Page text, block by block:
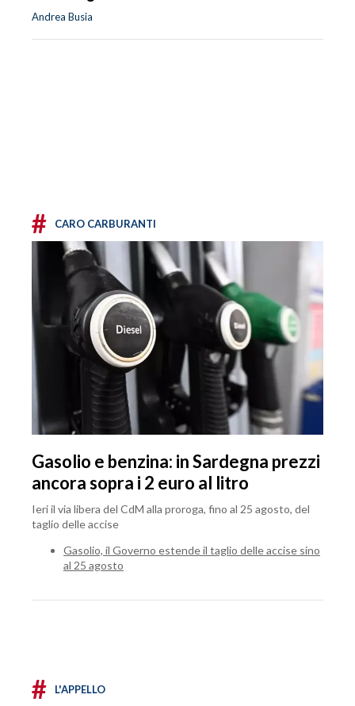
Andrea Busia
# CARO CARBURANTI
Gasolio e benzina: in Sardegna prezzi
ancora sopra i 2 euro al litro
Ieri il via libera del CdM alla proroga, fino al 25 agosto, del
taglio delle accise
Gasolio, il Governo estende il taglio delle accise sino
al 25 agosto
# L'APPELLO